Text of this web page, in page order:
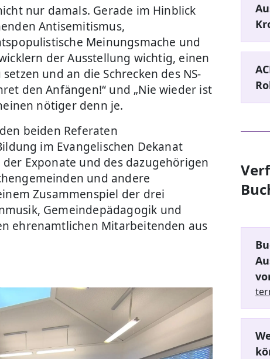
nur damals. Gerade im Hinblick
Antisemitismus,
Meinungsmache und
der Ausstellung wichtig, einen
und an die Schrecken des NS-
den Anfängen!“ und „Nie wieder ist
nötiger denn je.
beiden Referaten
im Evangelischen Dekanat
Exponate und des dazugehörigen
und andere
Zusammenspiel der drei
Gemeindepädagogik und
ehrenamtlichen Mitarbeitenden aus